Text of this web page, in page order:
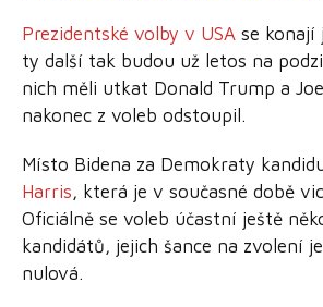
Prezidentské volby v USA se konají
ty další tak budou už letos na
nich měli utkat Donald Trump a
nakonec z voleb odstoupil.
Místo Bidena za Demokraty
Harris, která je v současné době
Oficiálně se voleb účastní ještě
kandidátů, jejich šance na zvolení
nulová.